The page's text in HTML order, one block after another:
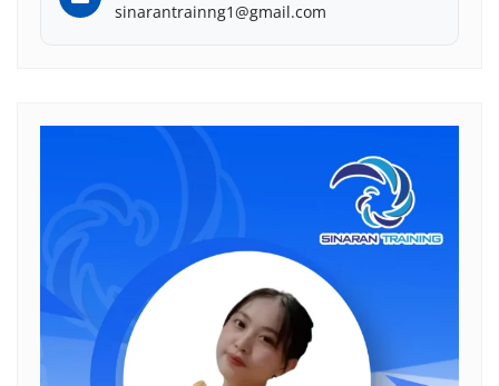
sinarantrainng1@gmail.com